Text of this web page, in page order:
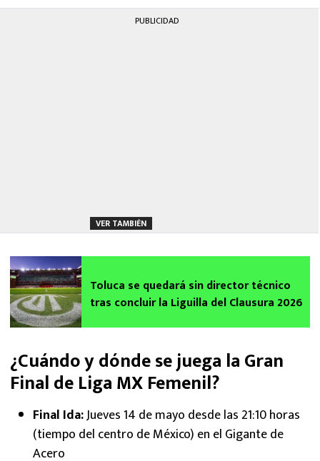
PUBLICIDAD
VER TAMBIÉN
Toluca se quedará sin director técnico
tras concluir la Liguilla del Clausura 2026
¿Cuándo y dónde se juega la Gran
Final de Liga MX Femenil?
Final Ida:Jueves 14 de mayo desde las 21:10 horas
(tiempo del centro de México) en el Gigante de
Acero